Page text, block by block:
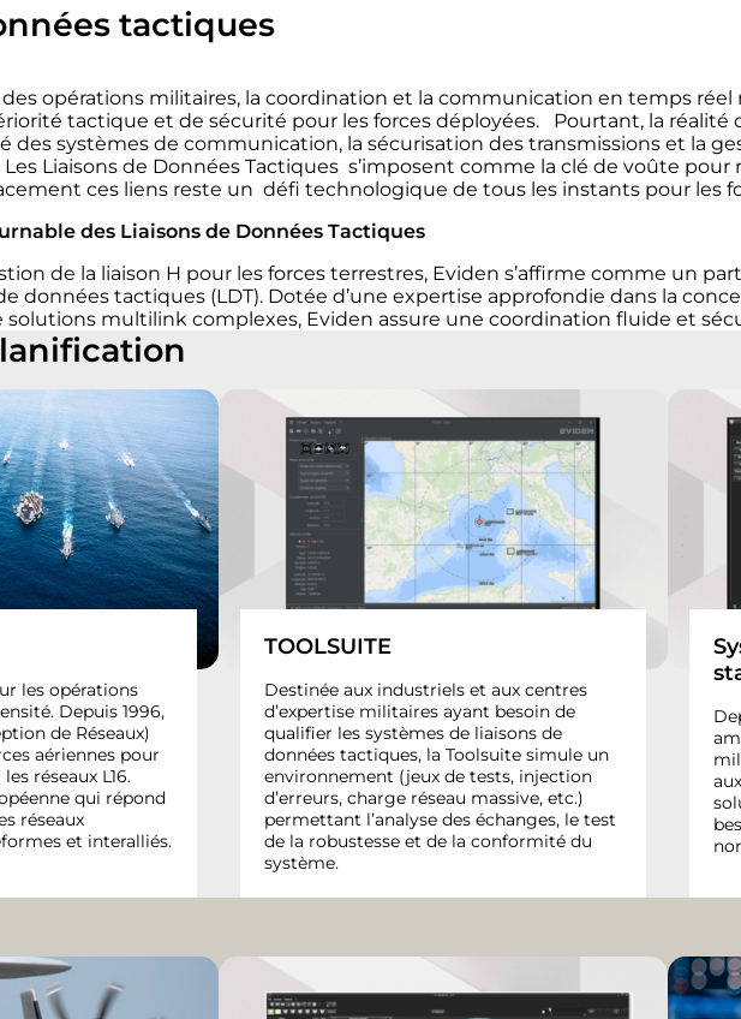
tactiques
opérations militaires, la coordination et la communication en temps
tactique et de sécurité pour les forces déployées.
Pourtant, la réalité
des systèmes de communication, la sécurisation des transmissions et la
Les Liaisons de Données Tactiques s’imposent comme la clé de voûte pour
ces liens reste un défi technologique de tous les instants pour les
des Liaisons de Données Tactiques
de la liaison H pour les forces terrestres, Eviden s’affirme comme un
données tactiques (LDT). Dotée d’une expertise approfondie dans la
multilink complexes, Eviden assure une coordination fluide et
les opérations
Depuis 1996,
de Réseaux)
aériennes pour
réseaux L16.
qui répond
réseaux
et interalliés.
TOOLSUITE
Destinée aux industriels et aux centres
d’expertise militaires ayant besoin de
qualifier les systèmes de liaisons de
données tactiques, la Toolsuite simule un
environnement (jeux de tests, injection
d’erreurs, charge réseau massive, etc.)
permettant l’analyse des échanges, le test
de la robustesse et de la conformité du
système.